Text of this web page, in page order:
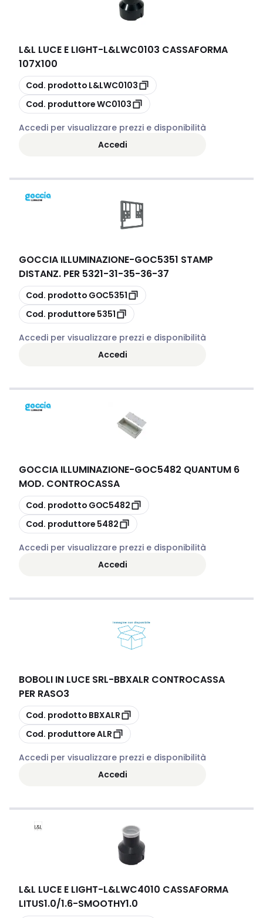
L&L LUCE E LIGHT-L&LWC0103 CASSAFORMA
107X100
copia
Cod. prodotto L&LWC0103
copia
Cod. produttoreWC0103
Accedi per visualizzare prezzi e disponibilità
Accedi
GOCCIA ILLUMINAZIONE-GOC5351 STAMP
DISTANZ. PER 5321-31-35-36-37
copia
Cod. prodotto GOC5351
copia
Cod. produttore 5351
Accedi per visualizzare prezzi e disponibilità
Accedi
GOCCIA ILLUMINAZIONE-GOC5482 QUANTUM 6
MOD. CONTROCASSA
copia
Cod. prodotto GOC5482
copia
Cod. produttore 5482
Accedi per visualizzare prezzi e disponibilità
Accedi
BOBOLI IN LUCE SRL-BBXALR CONTROCASSA
PER RASO3
copia
Cod. prodotto BBXALR
copia
Cod. produttoreALR
Accedi per visualizzare prezzi e disponibilità
Accedi
L&L LUCE E LIGHT-L&LWC4010 CASSAFORMA
LITUS1.0/1.6-SMOOTHY1.0